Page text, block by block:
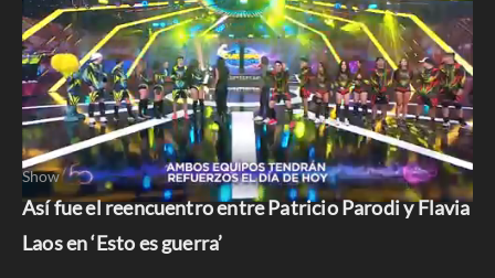
0
of
Show
Así fue el reencuentro entre Patricio Parodi y Flavia
Laos en ‘Esto es guerra’